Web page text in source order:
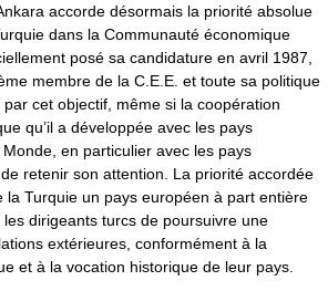
accorde désormais la priorité absolue
dans la Communauté économique
posé sa candidature en avril 1987,
membre de la C.E.E. et toute sa politique
cet objectif, même si la coopération
qu’il a développée avec les pays
en particulier avec les pays
retenir son attention. La priorité accordée
la Turquie un pays européen à part entière
les dirigeants turcs de poursuivre une
extérieures, conformément à la
et à la vocation historique de leur pays.